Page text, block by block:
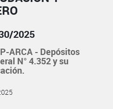
2025
ARCA - Depósitos
N° 4.352 y su